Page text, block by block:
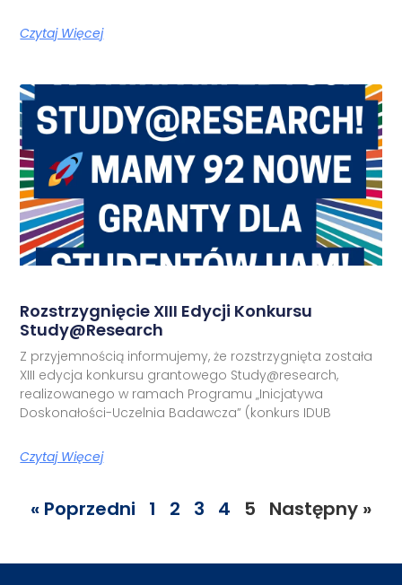
Czytaj Więcej
Rozstrzygnięcie XIII Edycji Konkursu
Study@research
Z przyjemnością informujemy, że rozstrzygnięta została
XIII edycja konkursu grantowego Study@research,
realizowanego w ramach Programu „Inicjatywa
Doskonałości-Uczelnia Badawcza” (konkurs IDUB
Czytaj Więcej
« Poprzedni 1 2 3 4 5 Następny »